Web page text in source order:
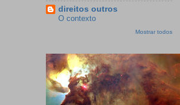
direitos outros
O contexto
Mostrar todos